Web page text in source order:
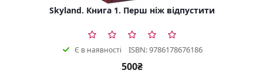
Skyland. Книга 1. Перш ніж відпустити
Є в наявності ISBN: 9786178676186
500₴